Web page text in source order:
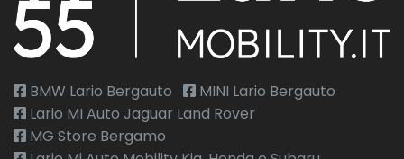
BMW Lario Bergauto
MINI Lario Bergauto
Lario MI Auto Jaguar Land Rover
MG Store Bergamo